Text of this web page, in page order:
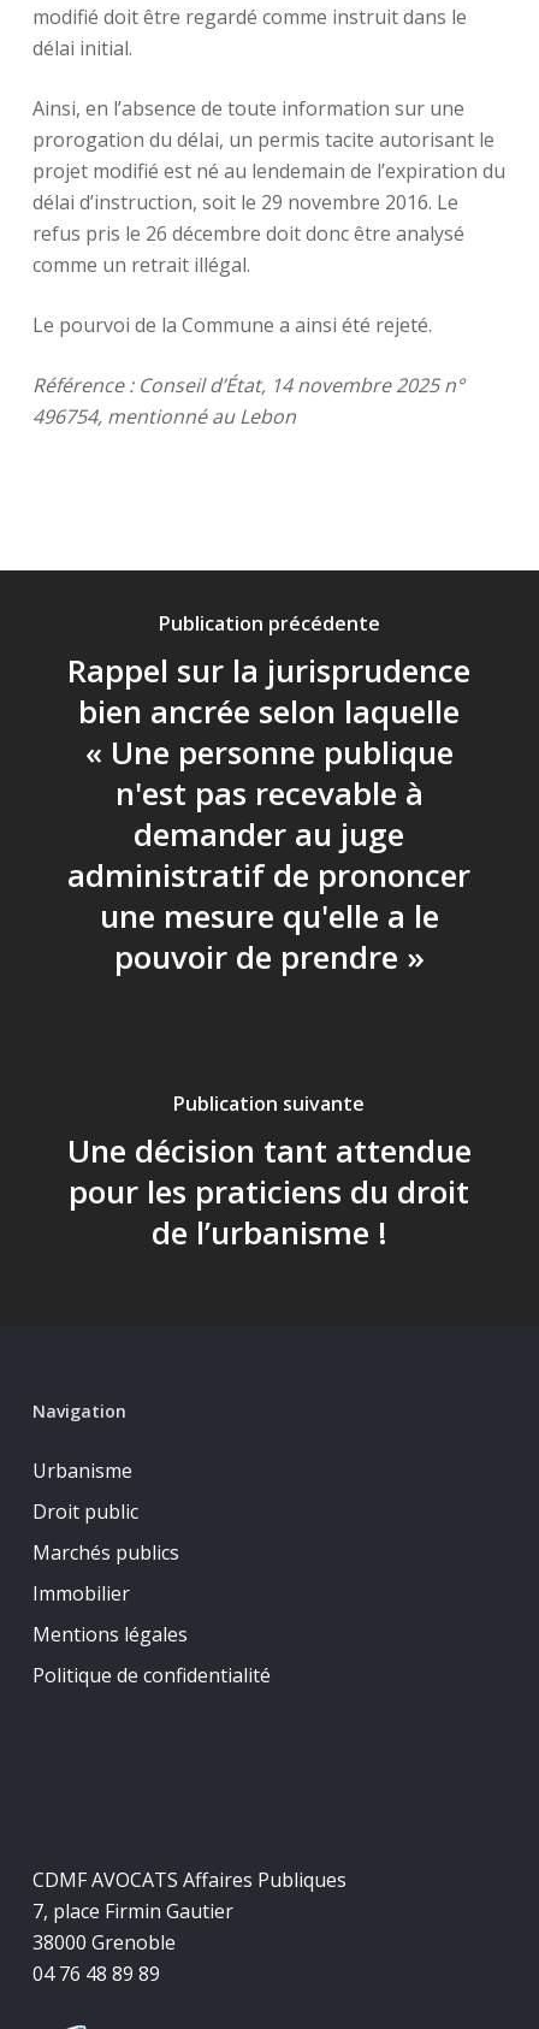
modifié doit être regardé comme instruit dans le
délai initial.
Ainsi, en l’absence de toute information sur une
prorogation du délai, un permis tacite autorisant le
projet modifié est né au lendemain de l’expiration du
délai d’instruction, soit le 29 novembre 2016. Le
refus pris le 26 décembre doit donc être analysé
comme un retrait illégal.
Le pourvoi de la Commune a ainsi été rejeté.
Référence :Conseil d’État, 14 novembre 2025 n°
496754, mentionné au Lebon
Publication précédente
Rappel sur la jurisprudence
bien ancrée selon laquelle
« Une personne publique
n'est pas recevable à
demander au juge
administratif de prononcer
une mesure qu'elle a le
pouvoir de prendre »
Publication suivante
Une décision tant attendue
pour les praticiens du droit
de l’urbanisme !
Navigation
Urbanisme
Droit public
Marchés publics
Immobilier
Mentions légales
Politique de confidentialité
CDMF AVOCATS Affaires Publiques
7, place Firmin Gautier
38000 Grenoble
04 76 48 89 89